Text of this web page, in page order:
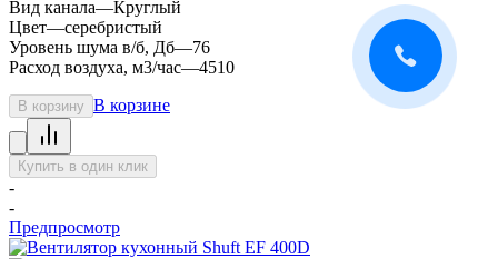
Вид канала—Круглый
Цвет—серебристый
Уровень шума в/б, Дб—76
Расход воздуха, м3/час—4510
В корзину В корзине
Купить в один клик
-
-
Предпросмотр